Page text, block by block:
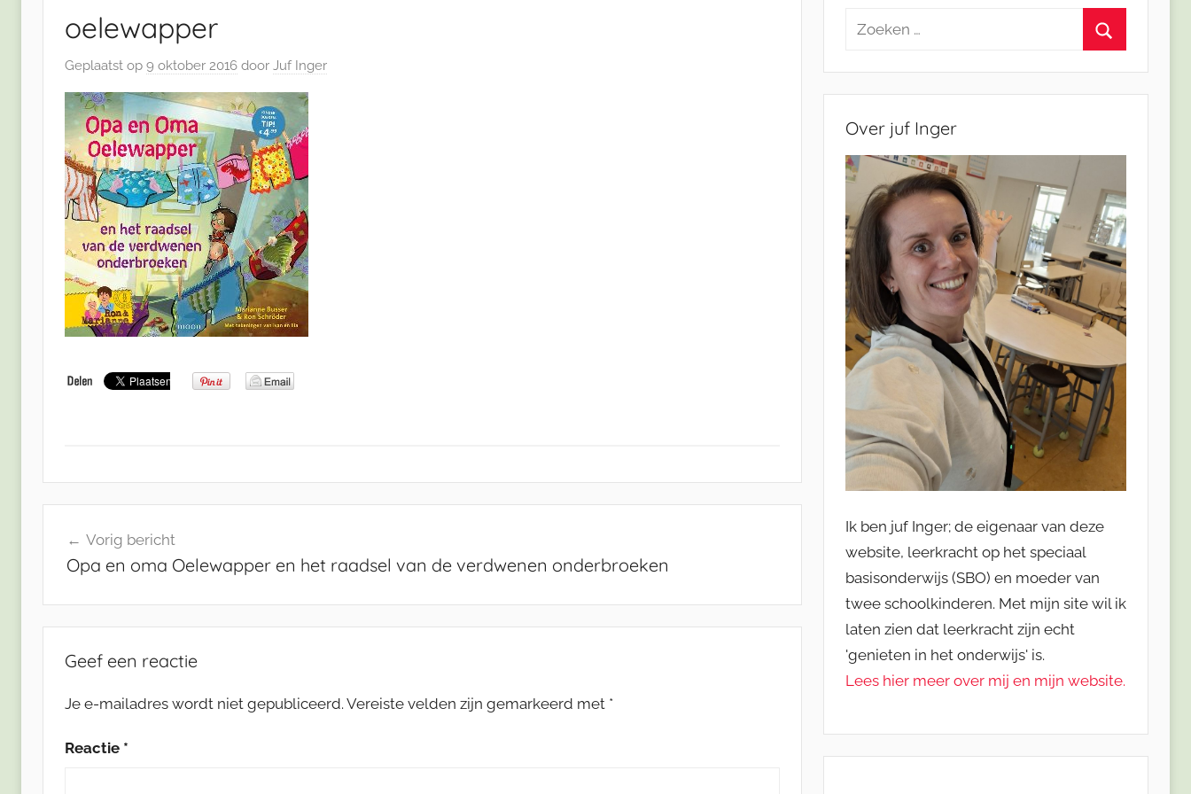
oelewapper
Geplaatst op 9 oktober 2016 door Juf Inger
navigatie
Vorig bericht
Opa en oma Oelewapper en het raadsel van de verdwenen onderbroeken
Geef een reactie
Je e-mailadres wordt niet gepubliceerd. Vereiste velden zijn gemarkeerd met *
Reactie *
Zoeken
Over juf Inger
Ik ben juf Inger; de eigenaar van deze
website, leerkracht op het speciaal
basisonderwijs (SBO) en moeder van
twee schoolkinderen. Met mijn site wil ik
laten zien dat leerkracht zijn echt
'genieten in het onderwijs' is.
Lees hier meer over mij en mijn website.